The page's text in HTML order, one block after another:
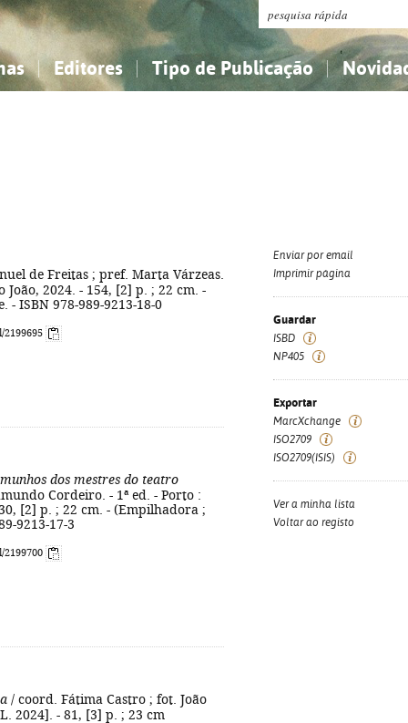
Editores Tipo de Publicação
de Freitas ; pref. Marta Várzeas.
João, 2024. - 154, [2] p. ; 22 cm. -
ISBN 978-989-9213-18-0
dos mestres do teatro
Cordeiro. - 1ª ed. - Porto :
[2] p. ; 22 cm. - (Empilhadora ;
9213-17-3
/ coord. Fátima Castro ; fot. João
2024]. - 81, [3] p. ; 23 cm
Enviar por email
Imprimir página
Guardar
ISBD
NP405
Exportar
MarcXchange
ISO2709
ISO2709(ISIS)
Ver a minha lista
Voltar ao registo